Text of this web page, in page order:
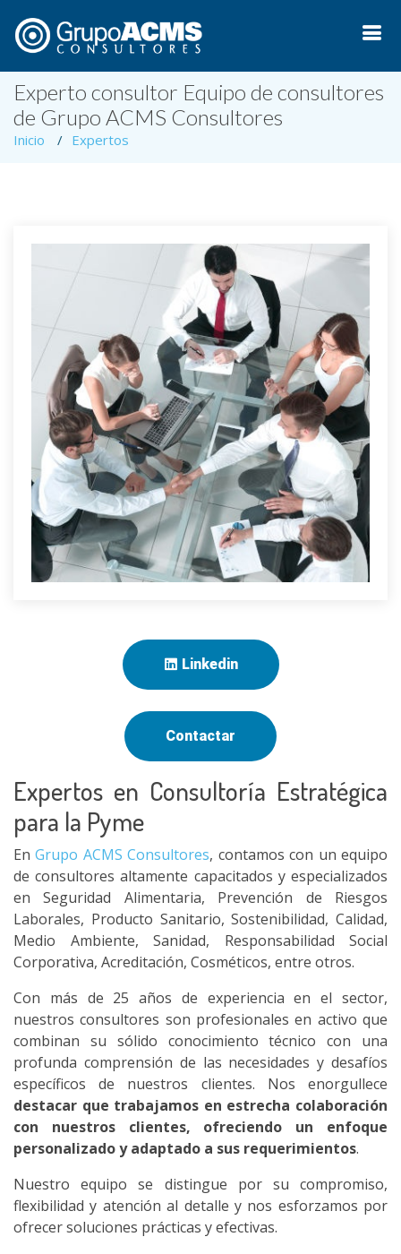
Experto consultor Equipo de consultores
de Grupo ACMS Consultores
Inicio Expertos
Linkedin
Contactar
Expertos en Consultoría Estratégica
para la Pyme
EnGrupo ACMS Consultores, contamos con un equipo
de consultores altamente capacitados y especializados
en Seguridad Alimentaria, Prevención de Riesgos
Laborales, Producto Sanitario, Sostenibilidad, Calidad,
Medio Ambiente, Sanidad, Responsabilidad Social
Corporativa, Acreditación, Cosméticos, entre otros.
Con más de 25 años de experiencia en el sector,
nuestros consultores son profesionales en activo que
combinan su sólido conocimiento técnico con una
profunda comprensión de las necesidades y desafíos
específicos de nuestros clientes. Nos enorgullece
destacar que trabajamos en estrecha colaboración
con nuestros clientes, ofreciendo un enfoque
personalizado y adaptado a sus requerimientos.
Nuestro equipo se distingue por su compromiso,
flexibilidad y atención al detalle y nos esforzamos por
ofrecer soluciones prácticas y efectivas.